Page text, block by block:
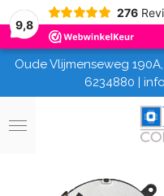
9,8
276
Oude Vlijmenseweg
6234880 |